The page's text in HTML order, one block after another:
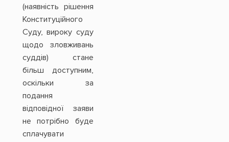
(наявність рішення
Конституційного
Суду, вироку суду
щодо зловживань
суддів) стане
більш доступним,
оскільки за
подання
відповідної заяви
не потрібно буде
сплачувати